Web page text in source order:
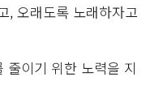
, 오래도록 노래하자고
줄이기 위한 노력을 지